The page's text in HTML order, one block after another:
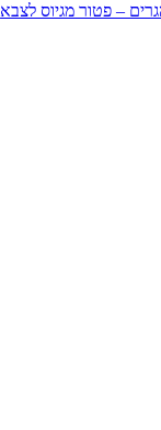
– פטור מגיוס לצבא